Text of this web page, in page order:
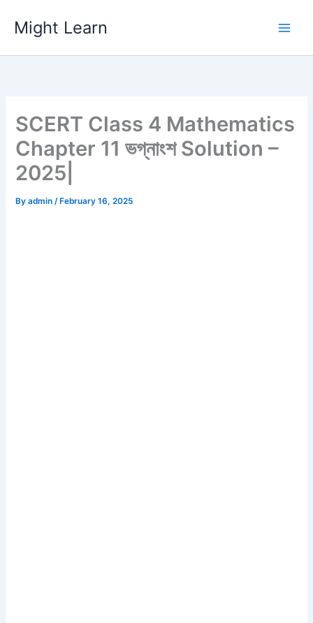
content
Might Learn
SCERT Class 4 Mathematics
Chapter 11 ভগ্নাংশ Solution –
2025|
Byadmin/ February 16, 2025